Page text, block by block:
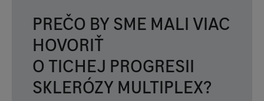
PREČO BY SME MALI VIAC
HOVORIŤ
O TICHEJ PROGRESII
SKLERÓZY MULTIPLEX?